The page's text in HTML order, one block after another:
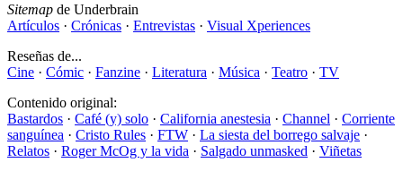
Sitemap de Underbrain
Artículos · Crónicas · Entrevistas · Visual Xperiences
Reseñas de...
Cine · Cómic · Fanzine · Literatura · Música · Teatro · TV
Contenido original:
Bastardos · Café (y) solo · California anestesia · Channel · Corriente
sanguínea · Cristo Rules · FTW · La siesta del borrego salvaje ·
Relatos · Roger McOg y la vida · Salgado unmasked · Viñetas